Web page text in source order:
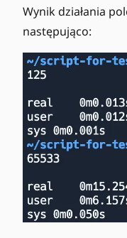
Wynik działania
następująco: